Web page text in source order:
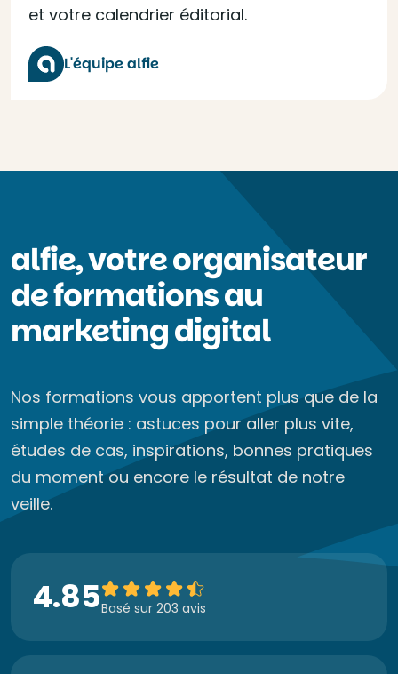
et votre calendrier éditorial.
L'équipe alfie
alfie, votre organisateur
de formations au
marketing digital
Nos formations vous apportent plus que de la
simple théorie : astuces pour aller plus vite,
études de cas, inspirations, bonnes pratiques
du moment ou encore le résultat de notre
veille.
4.85Basé sur 203 avis